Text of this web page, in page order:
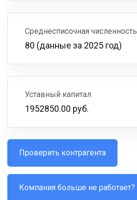
Среднесписочная численность
80 (данные за 2025 год)
Уставный капитал
1952850.00 руб.
Проверить контрагента
Компания больше не работает?